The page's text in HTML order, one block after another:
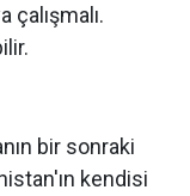
çalışmalı.
bir sonraki
kendisi